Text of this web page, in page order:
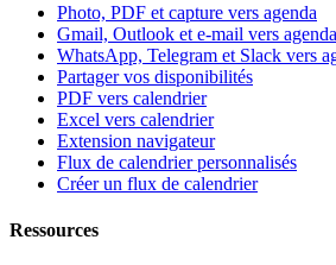
Photo, PDF et capture vers agenda
Gmail, Outlook et e-mail vers agenda
WhatsApp, Telegram et Slack vers
Partager vos disponibilités
PDF vers calendrier
Excel vers calendrier
Extension navigateur
Flux de calendrier personnalisés
Créer un flux de calendrier
Ressources